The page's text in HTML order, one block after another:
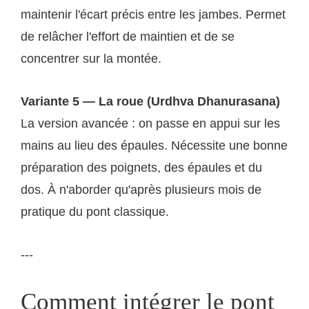
maintenir l'écart précis entre les jambes. Permet
de relâcher l'effort de maintien et de se
concentrer sur la montée.
Variante 5 — La roue (Urdhva Dhanurasana)
La version avancée : on passe en appui sur les
mains au lieu des épaules. Nécessite une bonne
préparation des poignets, des épaules et du
dos. À n'aborder qu'après plusieurs mois de
pratique du pont classique.
---
Comment intégrer le pont